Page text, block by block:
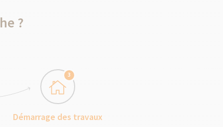
?
3
Démarrage des travaux